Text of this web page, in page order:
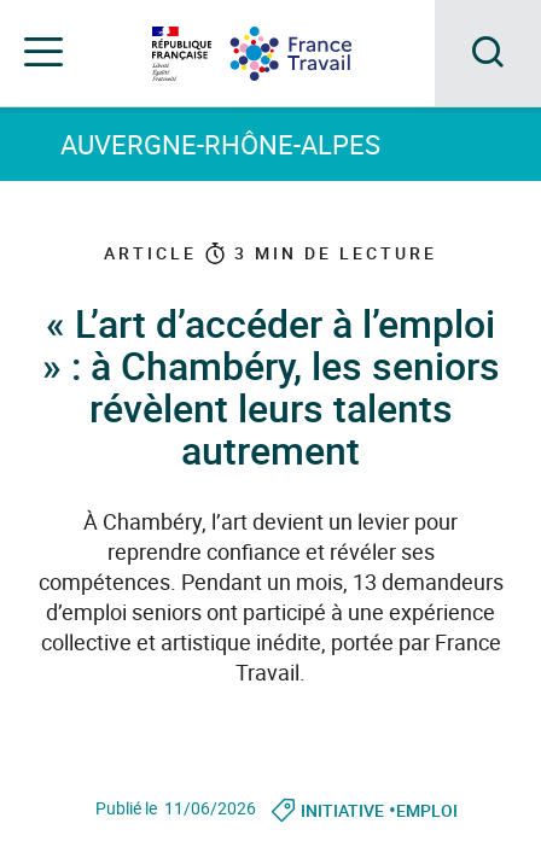
menu
contenu
pied
page
la
Menu
AUVERGNE-RHÔNE-ALPES
ARTICLE 3 MIN DE LECTURE
« L’art d’accéder à l’emploi
» : à Chambéry, les seniors
révèlent leurs talents
autrement
À Chambéry, l’art devient un levier pour
reprendre confiance et révéler ses
compétences. Pendant un mois, 13 demandeurs
d’emploi seniors ont participé à une expérience
collective et artistique inédite, portée par France
Travail.
Publié le 11/06/2026 INITIATIVE •EMPLOI